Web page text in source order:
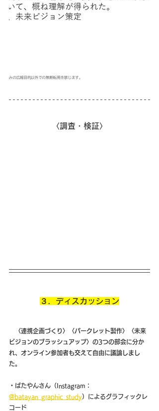
〈調査・検証〉
３．ディスカッション
〈連携企画づくり〉〈パークレット製作〉〈未来
ビジョンのブラッシュアップ〉の3つの部会に分か
れ、オンライン参加者も交えて自由に議論しまし
た。
・ばたやんさん（Instagram：
@batayan_graphic_study）によるグラフィックレ
コード